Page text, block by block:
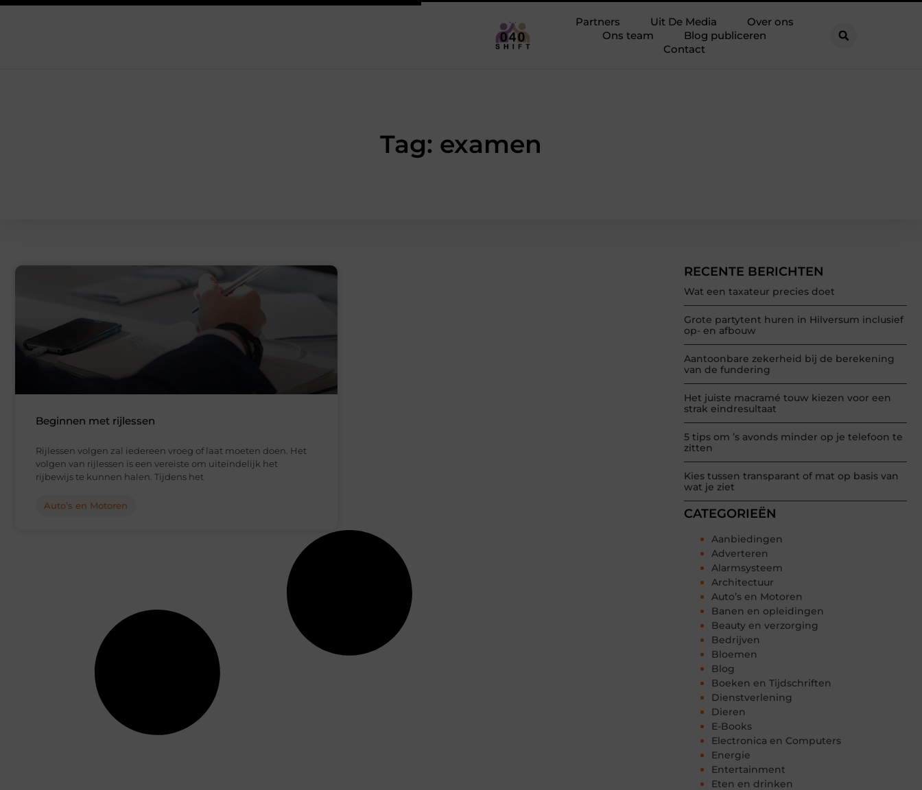
Partners Uit De Media
Over ons
Ons team
Blog publiceren
Contact
Tag: examen
RECENTE BERICHTEN
Wat een taxateur precies doet
Grote partytent huren in Hilversum inclusief
op- en afbouw
Aantoonbare zekerheid bij de berekening
van de fundering
Het juiste macramé touw kiezen voor een
strak eindresultaat
5 tips om ’s avonds minder op je telefoon te
zitten
Kies tussen transparant of mat op basis van
wat je ziet
CATEGORIEËN
Aanbiedingen
Adverteren
Alarmsysteem
Architectuur
Auto’s en Motoren
Banen en opleidingen
Beauty en verzorging
Bedrijven
Bloemen
Blog
Boeken en Tijdschriften
Dienstverlening
Dieren
E-Books
Electronica en Computers
Energie
Entertainment
Eten en drinken
Beginnen met rijlessen
Rijlessen volgen zal iedereen vroeg of laat moeten doen. Het
volgen van rijlessen is een vereiste om uiteindelijk het
rijbewijs te kunnen halen. Tijdens het
Auto’s en Motoren